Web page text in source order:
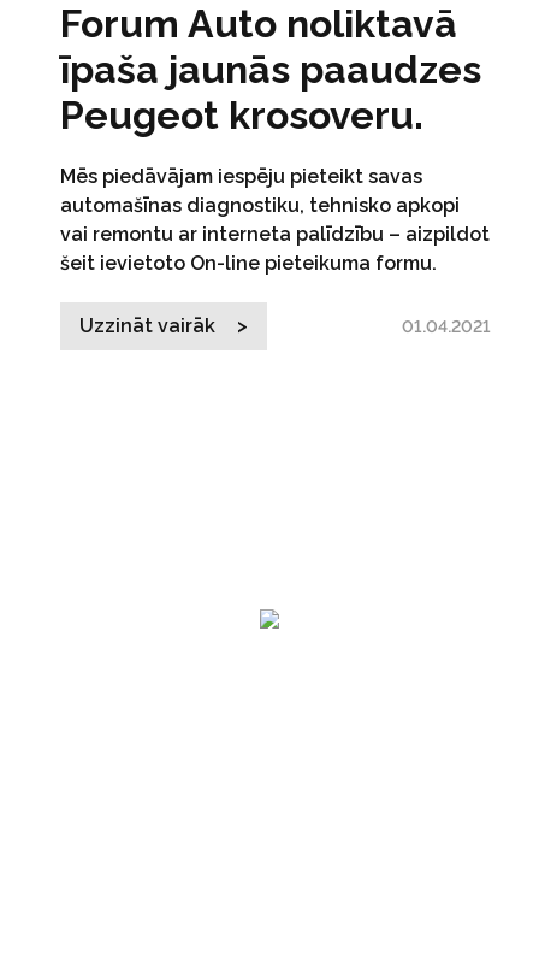
Forum Auto noliktavā
īpaša jaunās paaudzes
Peugeot krosoveru.
Mēs piedāvājam iespēju pieteikt savas
automašīnas diagnostiku, tehnisko apkopi
vai remontu ar interneta palīdzību – aizpildot
šeit ievietoto On-line pieteikuma formu.
Uzzināt vairāk > 01.04.2021